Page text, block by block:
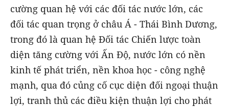
cường quan hệ với các đối tác nước lớn, các
đối tác quan trọng ở châu Á - Thái Bình Dương,
trong đó là quan hệ Đối tác Chiến lược toàn
diện tăng cường với Ấn Độ, nước lớn có nền
kinh tế phát triển, nền khoa học - công nghệ
mạnh, qua đó củng cố cục diện đối ngoại thuận
lợi, tranh thủ các điều kiện thuận lợi cho phát